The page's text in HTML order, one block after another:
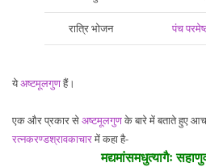
रात्रि भोजन पंच
येअष्टमूलगुणहैं।
एक और प्रकार सेअष्टमूलगुणके बारे में बताते हुए
रत्नकरण्डश्रावकाचारमें कहा है-
मद्यमांसमधुत्यागैः